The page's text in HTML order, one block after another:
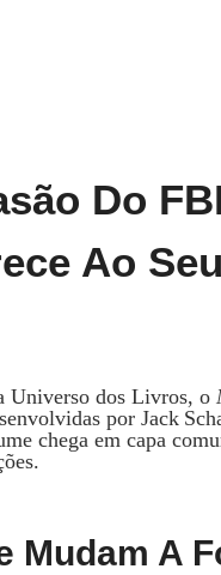
Do
Ao
Universo dos Livros, o
por Jack
chega em capa
Mudam A